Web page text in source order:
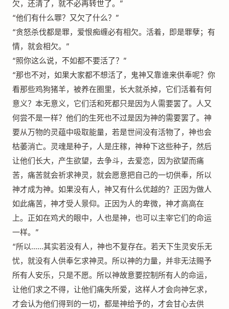
欠，还清了，就不必再转世了。”
“他们有什么罪？又欠了什么？”
“贪怒杀伐都是罪，爱恨痴缠必有相欠。活着，即是罪孽；有
情，就会相欠。”
“照你这么说，不如都不要活了？”
“那也不对，如果大家都不想活了，鬼神又靠谁来供奉呢？你
看那些鸡狗猪羊，被养在圈里，长大就杀掉，它们活着有何
意义？本无意义，它们活和死都只是因为人需要罢了。人又
何尝不是一样？他们的生死也不过是因为神的需要罢了。神
要从万物的灵蕴中吸取能量，若是世间没有活物了，神也会
枯萎消亡。灵魂是种子，人是庄稼，神种下这些种子，然后
让他们长大，产生欲望，去争斗，去爱恋，因为欲望而痛
苦，痛苦就会祈求神灵，就会愿意把自己的一切供奉，所以
神才成为神。如果没有人，神又有什么优越的？正因为做人
如此痛苦，神才受人景仰。正因为人的卑微，神才高高在
上。正如在鸡犬的眼中，人也是神，也可以主宰它们的命运
一样。”
“所以……其实若没有人，神也不复存在。若天下生灵安乐无
忧，就没有人供奉乞求神灵。所以神的力量，并非无法赐予
所有人安乐，只是不愿。所以神故意要控制所有人的命运，
让他们求之不得，让他们痛失所爱，这样人才会向神乞求，
才会认为他们得到的一切，都是神给予的，才会甘心去供